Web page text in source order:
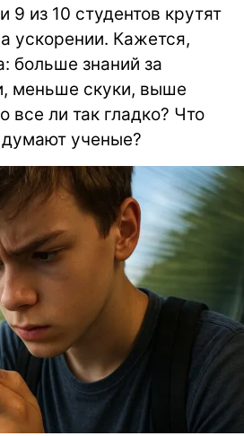
9 из 10 студентов крутят
ускорении. Кажется,
больше знаний за
меньше скуки, выше
все ли так гладко? Что
ученые?